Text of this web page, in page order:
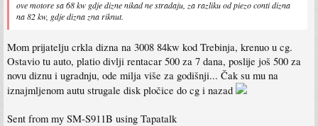
ove motore sa 68 kw gdje dizne nikad ne stradaju, za razliku od piezo conti dizna
na 82 kw, gdje dizna zna riknut.
Mom prijatelju crkla dizna na 3008 84kw kod Trebinja, krenuo u cg.
Ostavio tu auto, platio divlji rentacar 500 za 7 dana, poslije još 500 za
novu diznu i ugradnju, ode milja više za godišnji... Čak su mu na
iznajmljenom autu strugale disk pločice do cg i nazad
Sent from my SM-S911B using Tapatalk